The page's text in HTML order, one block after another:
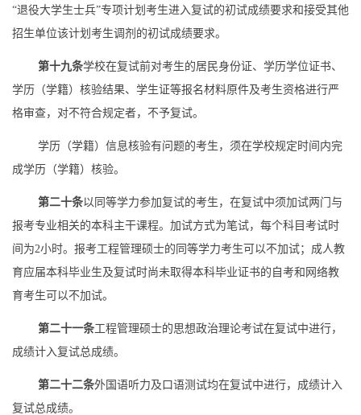
“退役大学生士兵”专项计划考生进入复试的初试成绩要求和接受其他
招生单位该计划考生调剂的初试成绩要求。
第十九条学校在复试前对考生的居民身份证、学历学位证书、
学历（学籍）核验结果、学生证等报名材料原件及考生资格进行严
格审查，对不符合规定者，不予复试。
学历（学籍）信息核验有问题的考生，须在学校规定时间内完
成学历（学籍）核验。
第二十条以同等学力参加复试的考生，在复试中须加试两门与
报考专业相关的本科主干课程。加试方式为笔试，每个科目考试时
间为2小时。报考工程管理硕士的同等学力考生可以不加试；成人教
育应届本科毕业生及复试时尚未取得本科毕业证书的自考和网络教
育考生可以不加试。
第二十一条工程管理硕士的思想政治理论考试在复试中进行，
成绩计入复试总成绩。
第二十二条外国语听力及口语测试均在复试中进行，成绩计入
复试总成绩。